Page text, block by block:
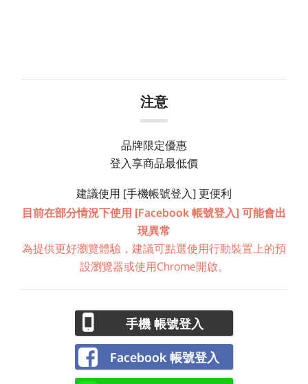
注意
品牌限定優惠
登入享商品最低價
建議使用 [手機帳號登入] 更便利
目前在部分情況下使用 [Facebook 帳號登入] 可能會出
現異常
為提供更好瀏覽體驗，建議可點選使用行動裝置上的預
設瀏覽器或使用Chrome開啟。
手機 帳號登入
Facebook 帳號登入